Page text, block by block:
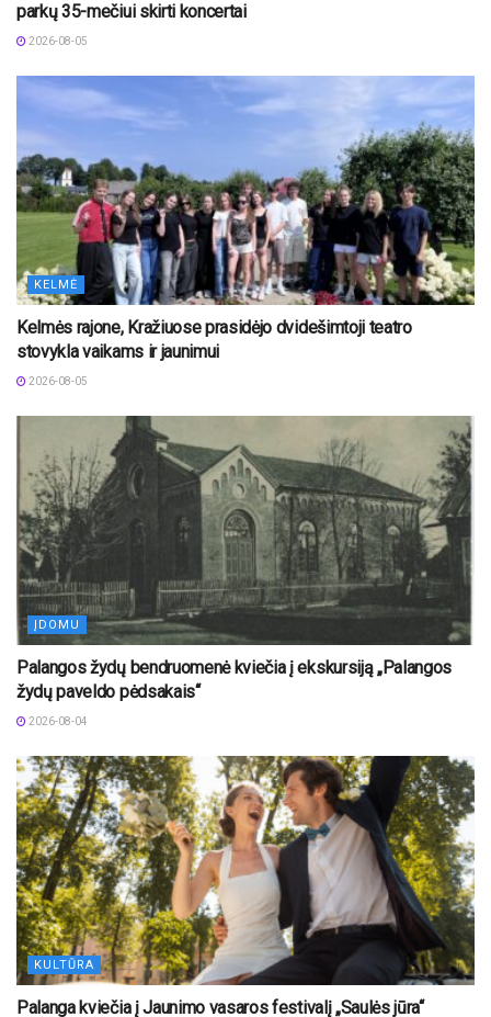
parkų 35-mečiui skirti koncertai
2026-08-05
KELMĖ
Kelmės rajone, Kražiuose prasidėjo dvidešimtoji teatro
stovykla vaikams ir jaunimui
2026-08-05
ĮDOMU
Palangos žydų bendruomenė kviečia į ekskursiją „Palangos
žydų paveldo pėdsakais“
2026-08-04
KULTŪRA
Palanga kviečia į Jaunimo vasaros festivalį „Saulės jūra“